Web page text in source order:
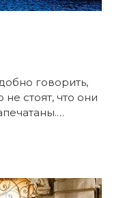
говорить,
стоят, что они